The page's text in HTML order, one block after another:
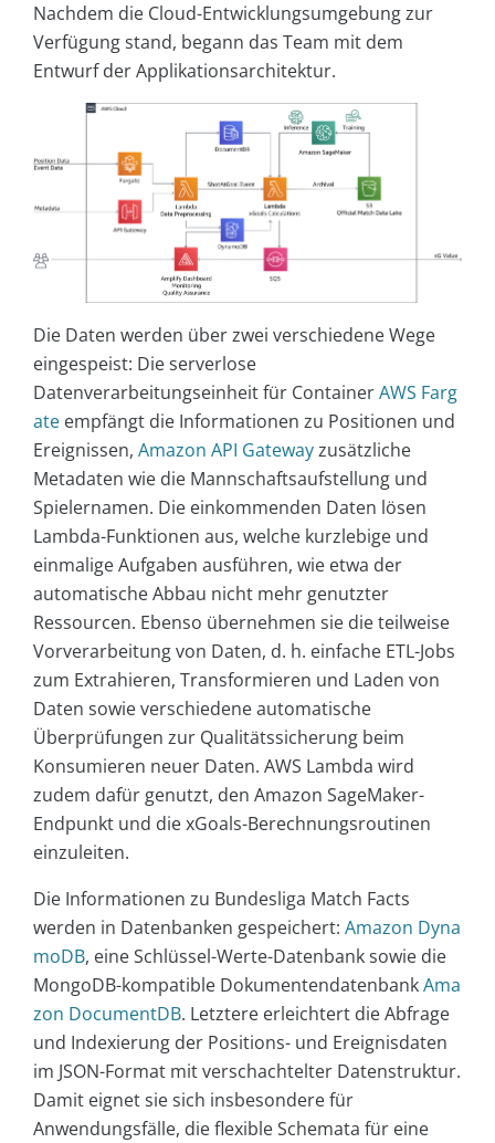
Nachdem die Cloud-Entwicklungsumgebung zur
Verfügung stand, begann das Team mit dem
Entwurf der Applikationsarchitektur.
Die Daten werden über zwei verschiedene Wege
eingespeist: Die serverlose
Datenverarbeitungseinheit für ContainerAWS Farg
ate empfängt die Informationen zu Positionen und
Ereignissen, Amazon API Gatewayzusätzliche
Metadaten wie die Mannschaftsaufstellung und
Spielernamen. Die einkommenden Daten lösen
Lambda-Funktionen aus, welche kurzlebige und
einmalige Aufgaben ausführen, wie etwa der
automatische Abbau nicht mehr genutzter
Ressourcen. Ebenso übernehmen sie die teilweise
Vorverarbeitung von Daten, d. h. einfache ETL-Jobs
zum Extrahieren, Transformieren und Laden von
Daten sowie verschiedene automatische
Überprüfungen zur Qualitätssicherung beim
Konsumieren neuer Daten. AWS Lambda wird
zudem dafür genutzt, den Amazon SageMaker-
Endpunkt und die xGoals-Berechnungsroutinen
einzuleiten.
Die Informationen zu Bundesliga Match Facts
werden in Datenbanken gespeichert: Amazon Dyna
moDB, eine Schlüssel-Werte-Datenbank sowie die
MongoDB-kompatible DokumentendatenbankAma
zon DocumentDB. Letztere erleichtert die Abfrage
und Indexierung der Positions- und Ereignisdaten
im JSON-Format mit verschachtelter Datenstruktur.
Damit eignet sie sich insbesondere für
Anwendungsfälle, die flexible Schemata für eine